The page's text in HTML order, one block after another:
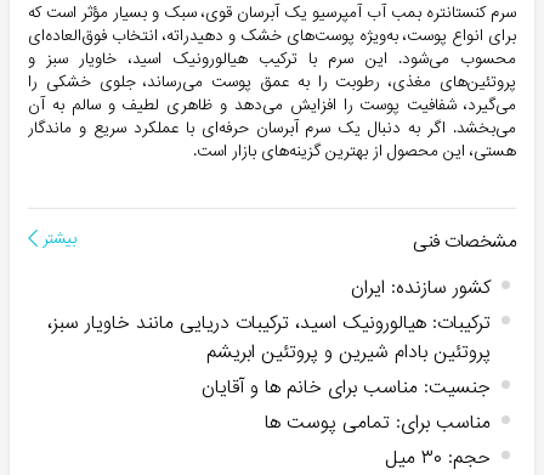
سرم کنستانتره بمب آب آمپرسیو یک آبرسان قوی، سبک و بسیار مؤثر است که
برای انواع پوست، به‌ویژه پوست‌های خشک و دهیدراته، انتخاب فوق‌العاده‌ای
محسوب می‌شود. این سرم با ترکیب هیالورونیک اسید، خاویار سبز و
پروتئین‌های مغذی، رطوبت را به عمق پوست می‌رساند، جلوی خشکی را
می‌گیرد، شفافیت پوست را افزایش می‌دهد و ظاهری لطیف و سالم به آن
می‌بخشد. اگر به دنبال یک سرم آبرسان حرفه‌ای با عملکرد سریع و ماندگار
هستی، این محصول از بهترین گزینه‌های بازار است.
مشخصات فنی بیشتر
کشور سازنده: ایران
ترکیبات: هیالورونیک اسید، ترکیبات دریایی مانند خاویار سبز،
پروتئین بادام شیرین و پروتئین ابریشم
جنسیت: مناسب برای خانم ها و آقایان
مناسب برای: تمامی پوست ها
حجم: ۳۰ میل